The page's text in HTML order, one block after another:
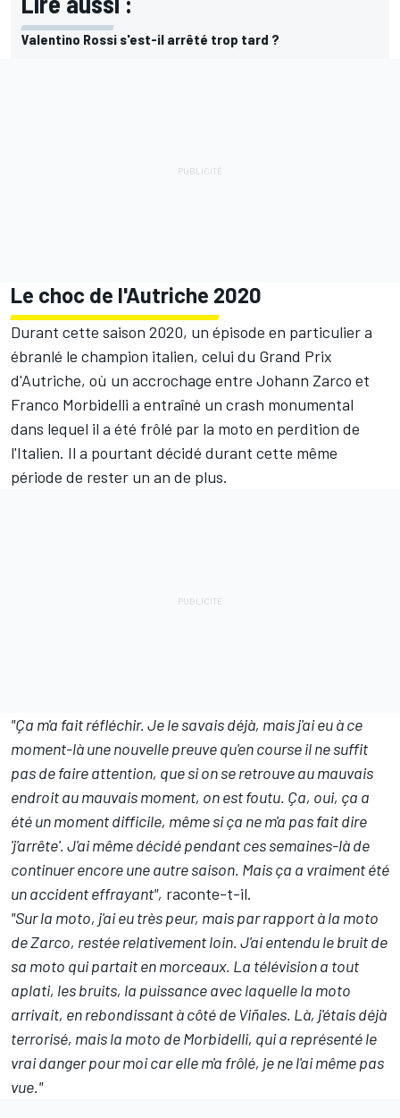
Valentino Rossi s'est-il arrêté trop tard ?
Le choc de l'Autriche 2020
Durant cette saison 2020, un épisode en particulier a
ébranlé le champion italien, celui du Grand Prix
d'Autriche, où un accrochage entre Johann Zarco et
Franco Morbidelli a entraîné un crash monumental
dans lequel il a été frôlé par la moto en perdition de
l'Italien. Il a pourtant décidé durant cette même
période de rester un an de plus.
"Ça m'a fait réfléchir. Je le savais déjà, mais j'ai eu à ce
moment-là une nouvelle preuve qu'en course il ne suffit
pas de faire attention, que si on se retrouve au mauvais
endroit au mauvais moment, on est foutu. Ça, oui, ça a
été un moment difficile, même si ça ne m'a pas fait dire
'j'arrête'. J'ai même décidé pendant ces semaines-là de
continuer encore une autre saison. Mais ça a vraiment été
un accident effrayant", raconte-t-il.
"Sur la moto, j'ai eu très peur, mais par rapport à la moto
de Zarco, restée relativement loin. J'ai entendu le bruit de
sa moto qui partait en morceaux. La télévision a tout
aplati, les bruits, la puissance avec laquelle la moto
arrivait, en rebondissant à côté de Viñales. Là, j'étais déjà
terrorisé, mais la moto de Morbidelli, qui a représenté le
vrai danger pour moi car elle m'a frôlé, je ne l'ai même pas
vue."